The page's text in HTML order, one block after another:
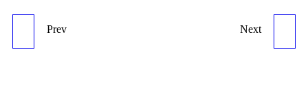
Prev Next